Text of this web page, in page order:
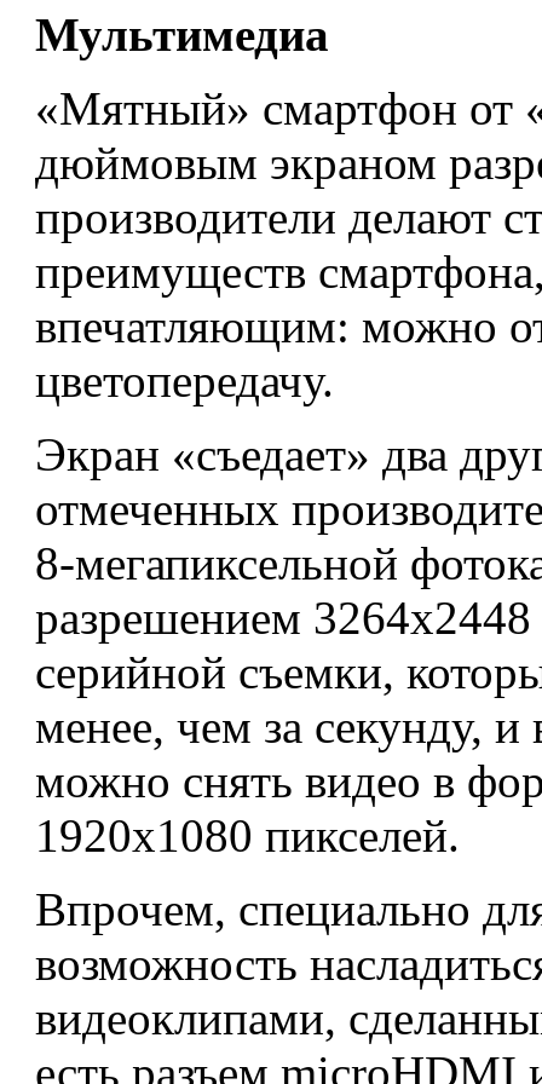
Мультимедиа
«Мятный» смартфон от
дюймовым экраном
производители делают
преимуществ
впечатляющим: можно
цветопередачу.
Экран «съедает» два
отмеченных
8-мегапиксельной
разрешением
серийной съемки,
менее, чем за секунду,
можно снять видео в
1920x1080 пикселей.
Впрочем, специально
возможность
видеоклипами,
есть разъем microHDMI